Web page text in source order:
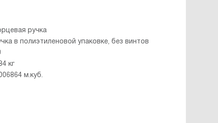
ручка
в полиэтиленовой упаковке, без винтов
кг
м.куб.